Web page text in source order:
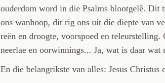
ouderdom word in die Psalms blootgelê. Dit
ons wanhoop, dit rig ons uit die diepte van
reën en droogte, voorspoed en
neerlae en oorwinnings... Ja, wat is daar
En die belangrikste van alles: Jesus Christus